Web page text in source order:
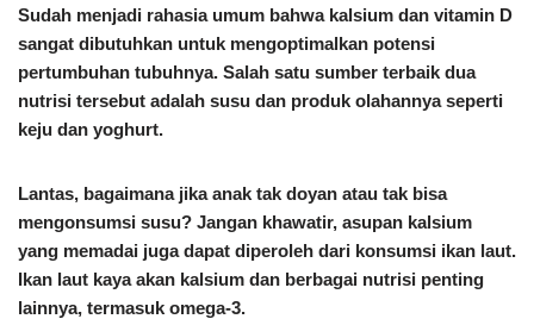
Sudah menjadi rahasia umum bahwa kalsium dan vitamin D
sangat dibutuhkan untuk mengoptimalkan potensi
pertumbuhan tubuhnya. Salah satu sumber terbaik dua
nutrisi tersebut adalah susu dan produk olahannya seperti
keju dan yoghurt.
Lantas, bagaimana jika anak tak doyan atau tak bisa
mengonsumsi susu? Jangan khawatir, asupan kalsium
yang memadai juga dapat diperoleh dari konsumsi ikan laut.
Ikan laut kaya akan kalsium dan berbagai nutrisi penting
lainnya, termasuk omega-3.